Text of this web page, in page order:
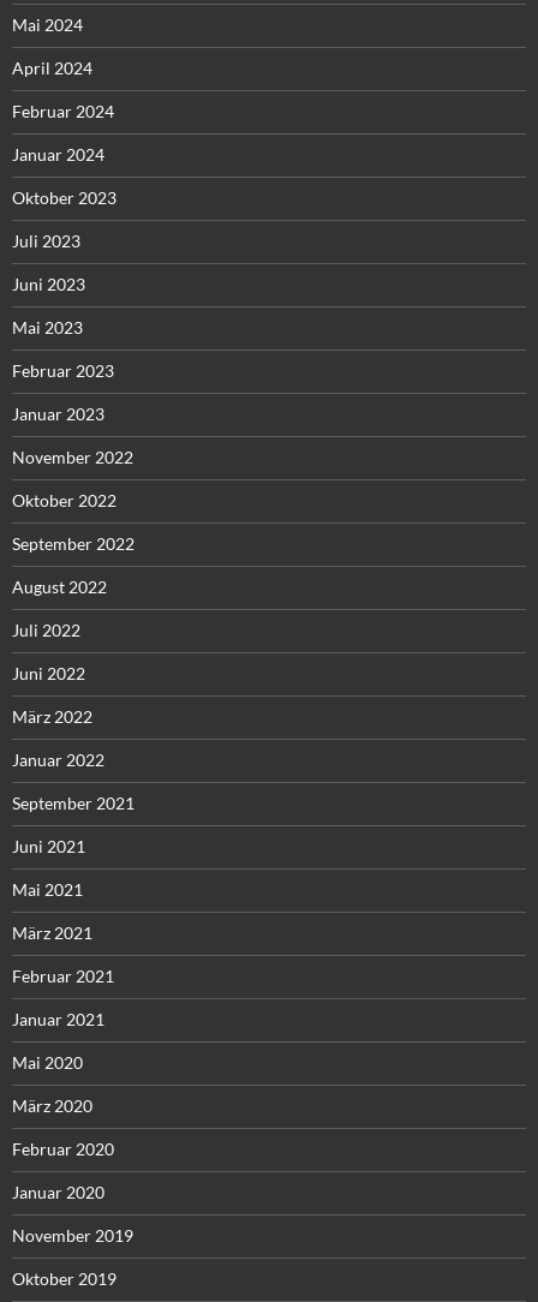
Mai 2024
April 2024
Februar 2024
Januar 2024
Oktober 2023
Juli 2023
Juni 2023
Mai 2023
Februar 2023
Januar 2023
November 2022
Oktober 2022
September 2022
August 2022
Juli 2022
Juni 2022
März 2022
Januar 2022
September 2021
Juni 2021
Mai 2021
März 2021
Februar 2021
Januar 2021
Mai 2020
März 2020
Februar 2020
Januar 2020
November 2019
Oktober 2019